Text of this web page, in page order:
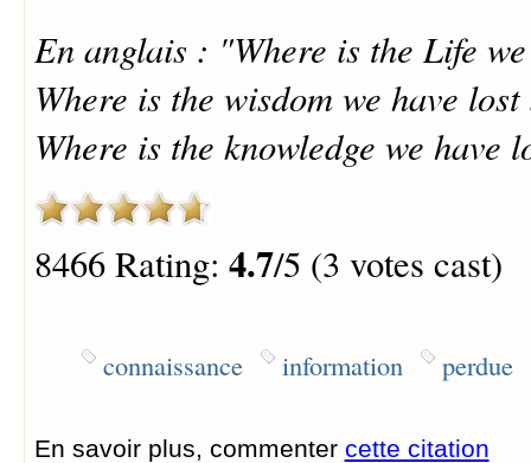
En anglais : "Where is the Life
Where is the wisdom we have
Where is the knowledge we have
8466 Rating: 4.7/5 (3 votes cast)
connaissance information perdue
En savoir plus, commenter cette citation